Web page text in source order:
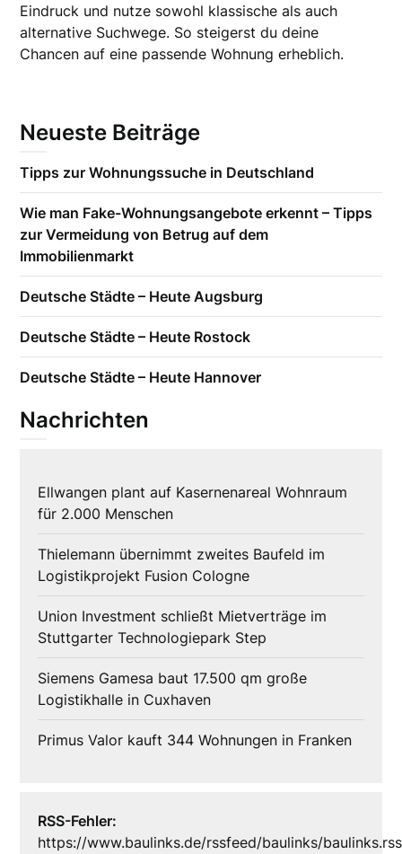
Eindruck und nutze sowohl klassische als auch
alternative Suchwege. So steigerst du deine
Chancen auf eine passende Wohnung erheblich.
Neueste Beiträge
Tipps zur Wohnungssuche in Deutschland
Wie man Fake-Wohnungsangebote erkennt – Tipps
zur Vermeidung von Betrug auf dem
Immobilienmarkt
Deutsche Städte – Heute Augsburg
Deutsche Städte – Heute Rostock
Deutsche Städte – Heute Hannover
Nachrichten
Ellwangen plant auf Kasernenareal Wohnraum
für 2.000 Menschen
Thielemann übernimmt zweites Baufeld im
Logistikprojekt Fusion Cologne
Union Investment schließt Mietverträge im
Stuttgarter Technologiepark Step
Siemens Gamesa baut 17.500 qm große
Logistikhalle in Cuxhaven
Primus Valor kauft 344 Wohnungen in Franken
RSS-Fehler:
https://www.baulinks.de/rssfeed/baulinks/baulinks.rss